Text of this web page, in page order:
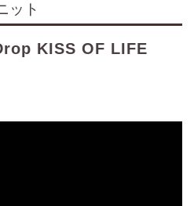
ット
KISS OF LIFE